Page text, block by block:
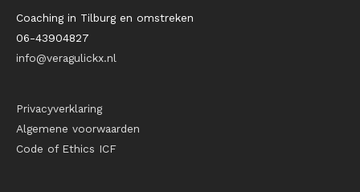
Coaching in Tilburg en omstreken
06-43904827
info@veragulickx.nl
Privacyverklaring
Algemene voorwaarden
Code of Ethics ICF